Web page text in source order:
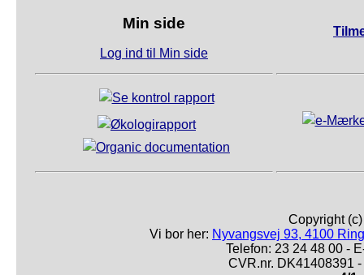
Min side
Log ind til Min side
Copyright
Vi bor her: Nyvangsvej 93, 4100
Telefon: 23 24 48 00 -
CVR.nr. DK41408391